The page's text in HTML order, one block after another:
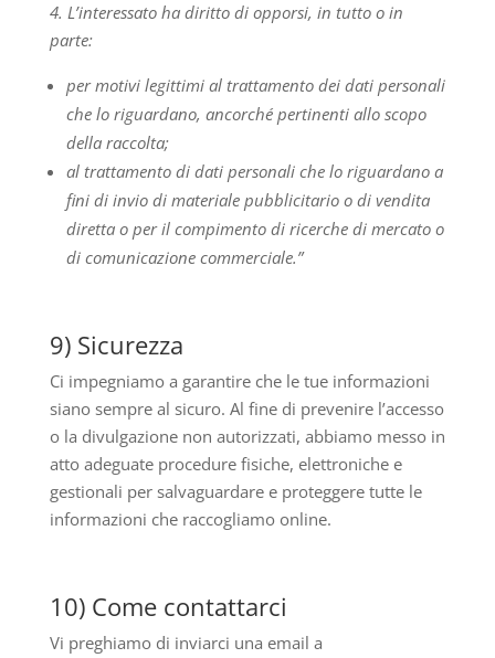
4. L’interessato ha diritto di opporsi, in tutto o in
parte:
per motivi legittimi al trattamento dei dati personali
che lo riguardano, ancorché pertinenti allo scopo
della raccolta;
al trattamento di dati personali che lo riguardano a
fini di invio di materiale pubblicitario o di vendita
diretta o per il compimento di ricerche di mercato o
di comunicazione commerciale.”
9) Sicurezza
Ci impegniamo a garantire che le tue informazioni
siano sempre al sicuro. Al fine di prevenire l’accesso
o la divulgazione non autorizzati, abbiamo messo in
atto adeguate procedure fisiche, elettroniche e
gestionali per salvaguardare e proteggere tutte le
informazioni che raccogliamo online.
10) Come contattarci
Vi preghiamo di inviarci una email a